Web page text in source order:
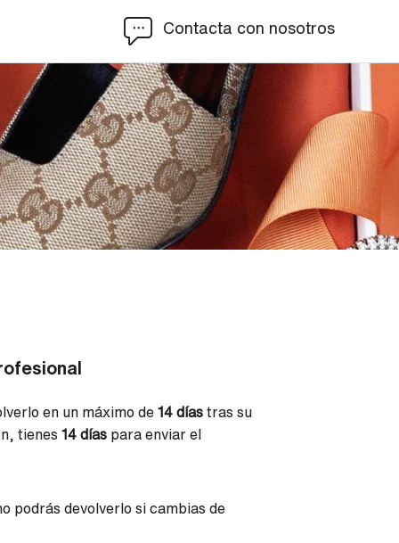
Contacta con nosotros
en un máximo de 14 días tras su
tienes 14 días para enviar el
podrás devolverlo si cambias de